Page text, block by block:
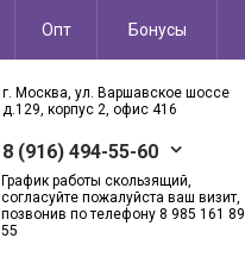
Опт Бонусы
г. Москва, ул. Варшавское шоссе
д.129, корпус 2, офис 416
8 (916) 494-55-60
График работы скользящий,
согласуйте пожалуйста ваш визит,
позвонив по телефону 8 985 161 89
55